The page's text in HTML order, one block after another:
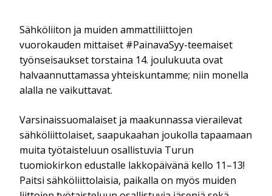
Sähköliiton ja muiden ammattiliittojen
vuorokauden mittaiset #PainavaSyy-teemaiset
työnseisaukset torstaina 14. joulukuuta ovat
halvaannuttamassa yhteiskuntamme; niin monella
alalla ne vaikuttavat.
Varsinaissuomalaiset ja maakunnassa vierailevat
sähköliittolaiset, saapukaahan joukolla tapaamaan
muita työtaisteluun osallistuvia Turun
tuomiokirkon edustalle lakkopäivänä kello 11–13!
Paitsi sähköliittolaisia, paikalla on myös muiden